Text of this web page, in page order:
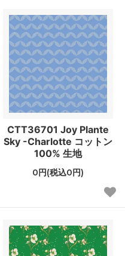
CTT36701 Joy Plante
Sky -Charlotte コットン
100% 生地
0円(税込0円)